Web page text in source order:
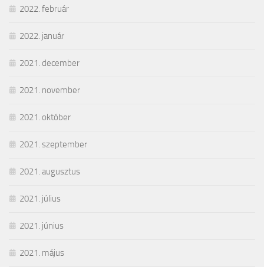
2022. február
2022. január
2021. december
2021. november
2021. október
2021. szeptember
2021. augusztus
2021. július
2021. június
2021. május